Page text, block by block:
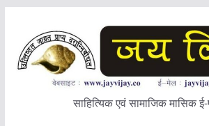
content
साहित्यिक एवं सामाजिक मासिक